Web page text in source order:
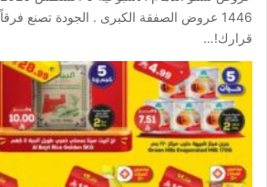
1446 عروض الصفقة الكبرى . الجودة تصنع
قرارك!…